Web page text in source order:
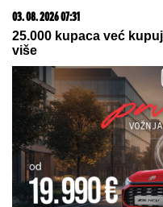
06. 08. 2026 09:39
Marija (3) se igrala u
42 godine otac je
gde je bila